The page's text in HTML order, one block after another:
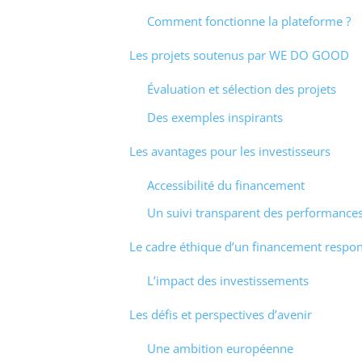
Comment fonctionne la plateforme ?
Les projets soutenus par WE DO GOOD
Évaluation et sélection des projets
Des exemples inspirants
Les avantages pour les investisseurs
Accessibilité du financement
Un suivi transparent des
Le cadre éthique d’un financement
L’impact des investissements
Les défis et perspectives d’avenir
Une ambition européenne